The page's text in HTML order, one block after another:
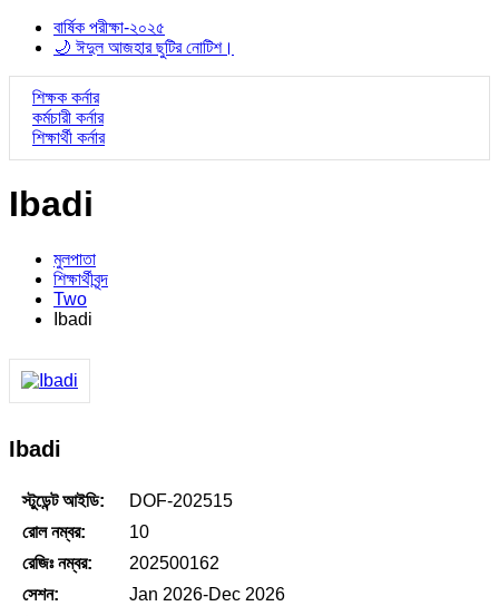
বার্ষিক পরীক্ষা-২০২৫
🌙 ঈদুল আজহার ছুটির নোটিশ।
শিক্ষক কর্নার
কর্মচারী কর্নার
শিক্ষার্থী কর্নার
Ibadi
মুলপাতা
শিক্ষার্থীবৃন্দ
Two
Ibadi
Ibadi
স্টুডেন্ট আইডি:
DOF-202515
রোল নম্বর:
10
রেজিঃ নম্বর:
202500162
সেশন:
Jan 2026-Dec 2026